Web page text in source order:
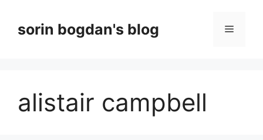
contentsorin bogdan's blog Menu
alistair campbell